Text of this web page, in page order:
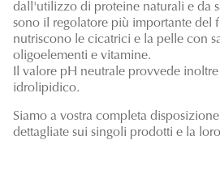
dall'utilizzo di proteine naturali e da
sono il regolatore più importante del
nutriscono le cicatrici e la pelle con
oligoelementi e vitamine.
Il valore pH neutrale provvede
idrolipidico.
Siamo a vostra completa
dettagliate sui singoli prodotti e la